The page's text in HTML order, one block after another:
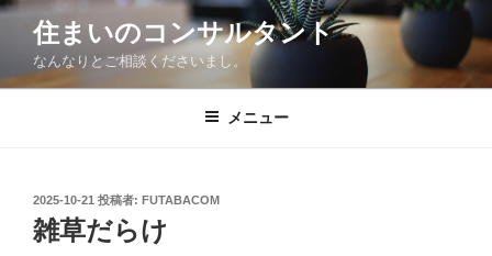
コ
ン
住まいのコンサルタント
なんなりとご相談くださいまし。
メニュー
投
稿
日:
2025-10-21 投稿者: FUTABACOM
雑草だらけ